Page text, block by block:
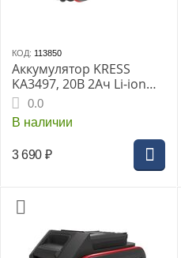
КОД: 113850
Аккумулятор KRESS
KA3497, 20В 2Ач Li-ion
0.4кг
0.0
В наличии
3 690 ₽